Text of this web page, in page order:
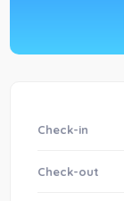
Check-in
Check-out